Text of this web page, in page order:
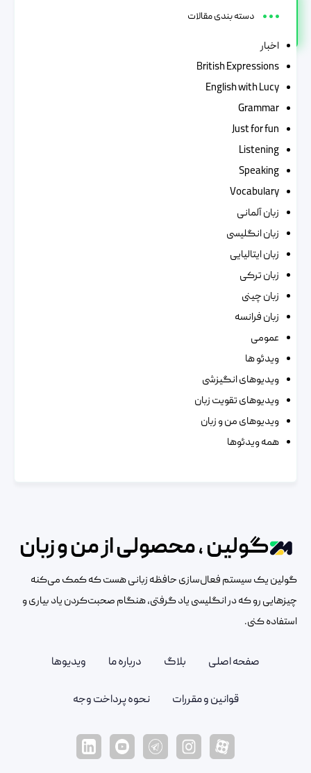
دسته بندی مقالات
اخبار
British Expressions
English with Lucy
Grammar
Just for fun
Listening
Speaking
Vocabulary
زبان آلمانی
زبان انگلیسی
زبان ایتالیایی
زبان ترکی
زبان چینی
زبان فرانسه
عمومی
ویدئو ها
ویدیوهای انگیزشی
ویدیوهای تقویت زبان
ویدیوهای من و زبان
همه ویدئوها
گولین ، محصولی از من و زبان
گولین یک سیستم فعال‌سازی حافظه زبانی هست که کمک می‌کنه
چیزهایی رو که در انگلیسی یاد گرفتی، هنگام صحبت‌کردن یاد بیاری و
استفاده کنی.
صفحه اصلی بلاگ درباره ما ویدیوها
قوانین و مقررات نحوه پرداخت وجه